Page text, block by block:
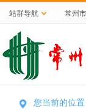
站群导航 常州
您当前的位置